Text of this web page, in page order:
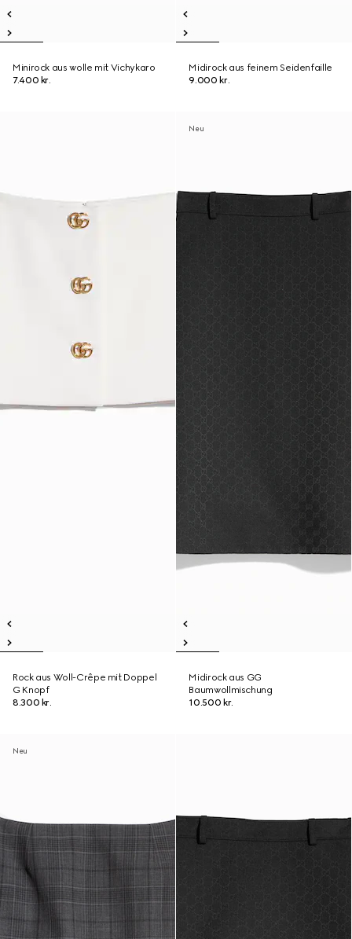
Minirock aus wolle mit Vichykaro
7.400 kr.
Midirock aus feinem Seidenfaille
9.000 kr.
Rock aus Woll-Crêpe mit Doppel
G Knopf
8.300 kr.
Neu
Midirock aus GG
Baumwollmischung
10.500 kr.
Neu